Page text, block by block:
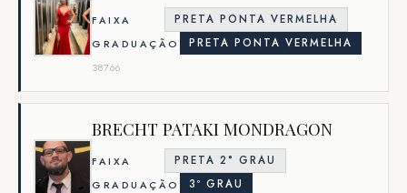
FAIXA
PRETA PONTA VERMELHA
GRADUAÇÃO
PRETA PONTA VERMELHA
38766
BRECHT PATAKI MONDRAGON
FAIXA
PRETA 2° GRAU
GRADUAÇÃO
3º GRAU